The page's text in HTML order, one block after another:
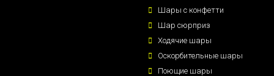
Шары с конфетти
Шар сюрприз
Ходячие шары
Оскорбительные шары
Поющие шары